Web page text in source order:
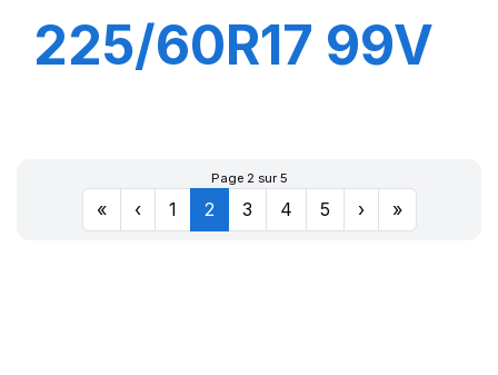
225/60R17 99V
SUV
Page 2 sur 5
« ‹ 1 2 3 4 5 › »